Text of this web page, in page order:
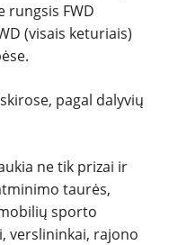
rungsis FWD
(visais keturiais)
pagal dalyvių
ne tik prizai ir
taurės,
sporto
verslininkai, rajono